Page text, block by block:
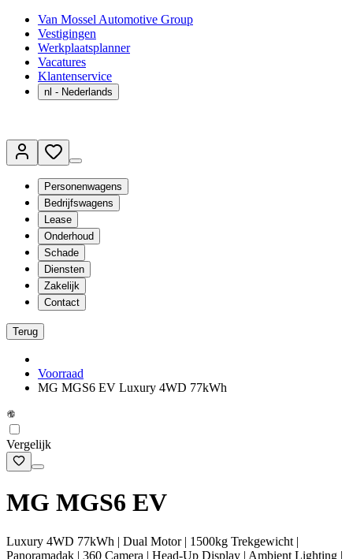
Van Mossel Automotive Group
Vestigingen
Werkplaatsplanner
Vacatures
Klantenservice
nl - Nederlands
Personenwagens
Bedrijfswagens
Lease
Onderhoud
Schade
Diensten
Zakelijk
Contact
Terug
Voorraad
MG MGS6 EV Luxury 4WD 77kWh
Vergelijk
MG MGS6 EV
Luxury 4WD 77kWh | Dual Motor | 1500kg Trekgewicht |
Panoramadak | 360 Camera | Head-Up Display | Ambient Lighting |